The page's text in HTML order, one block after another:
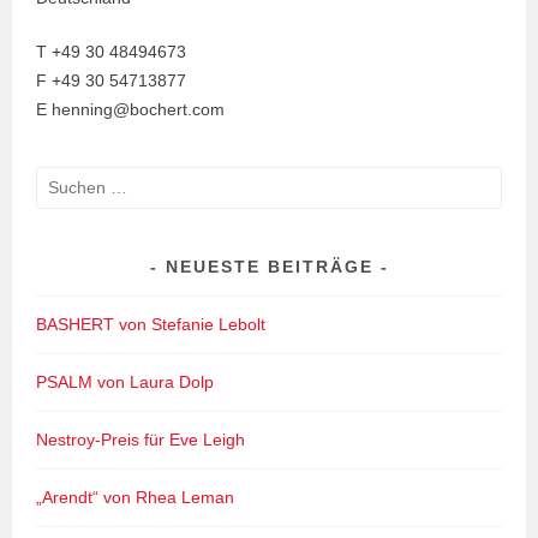
T +49 30 48494673
F +49 30 54713877
E henning@bochert.com
Suchen
NEUESTE BEITRÄGE
BASHERT von Stefanie Lebolt
PSALM von Laura Dolp
Nestroy-Preis für Eve Leigh
„Arendt“ von Rhea Leman